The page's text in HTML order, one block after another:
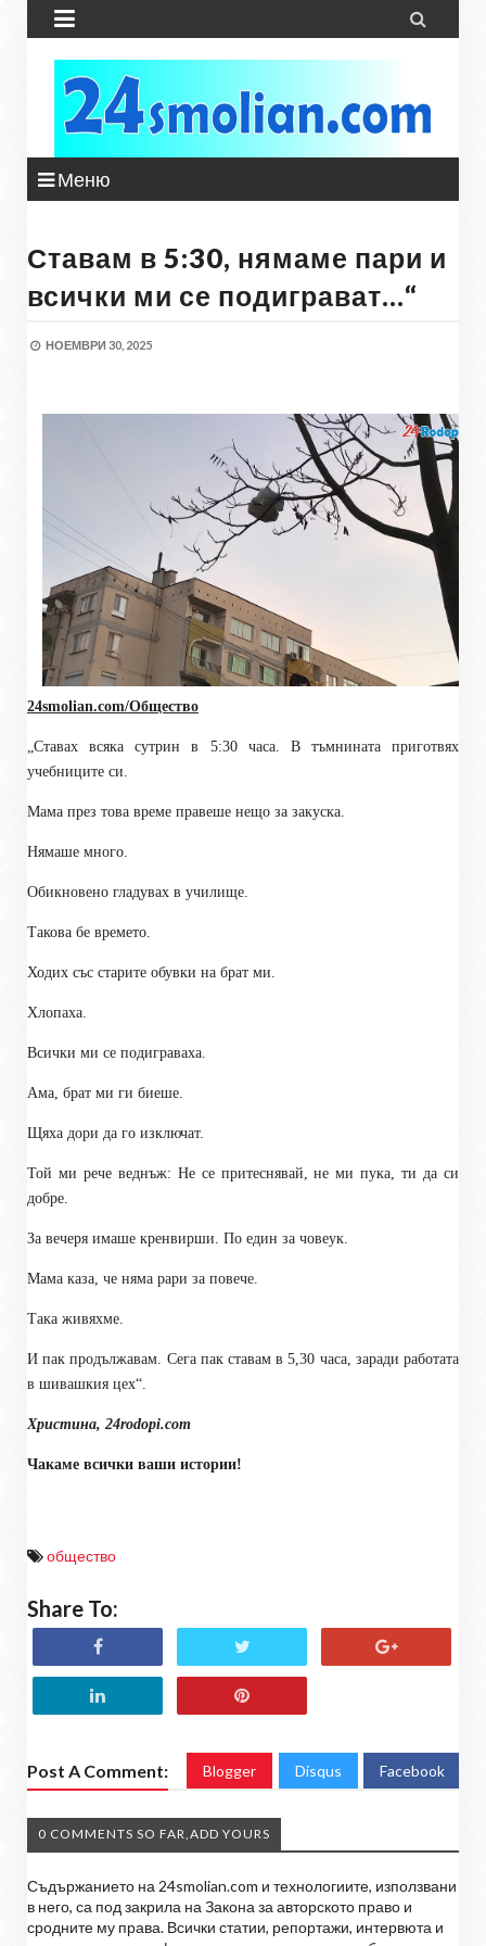
 
Меню
Ставам в 5:30, нямаме пари и
всички ми се подиграват…“
НОЕМВРИ 30, 2025
24smolian.com/Общество
„Ставах всяка сутрин в 5:30 часа. В тъмнината приготвях
учебниците си.
Мама през това време правеше нещо за закуска.
Нямаше много.
Обикновено гладувах в училище.
Такова бе времето.
Ходих със старите обувки на брат ми.
Хлопаха.
Всички ми се подиграваха.
Ама, брат ми ги биеше.
Щяха дори да го изключат.
Той ми рече веднъж: Не се притеснявай, не ми пука, ти да си
добре.
За вечеря имаше кренвирши. По един за човеук.
Мама каза, че няма рари за повече.
Така живяхме.
И пак продължавам. Сега пак ставам в 5,30 часа, заради работата
в шивашкия цех“.
Христина, 24rodopi.com
Чакаме всички ваши истории!
общество
Share To:
Post A Comment: Blogger Disqus Facebook
0 COMMENTS SO FAR,ADD YOURS
Съдържанието на 24smolian.com и технологиите, използвани
в него, са под закрила на Закона за авторското право и
сродните му права. Всички статии, репортажи, интервюта и